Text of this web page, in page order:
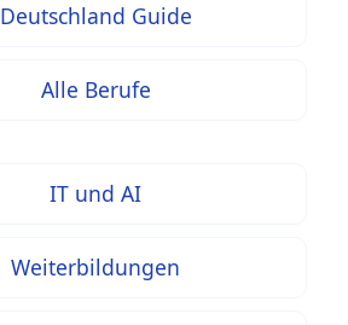
Deutschland Guide
Alle Berufe
IT und AI
Weiterbildungen